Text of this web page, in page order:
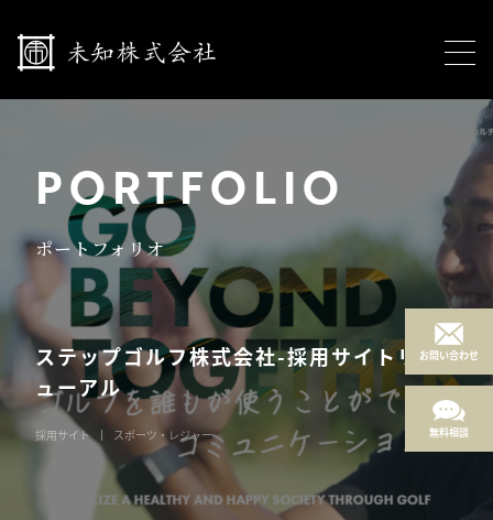
お問い合わせ
無料相談
PORTFOLIO
ポートフォリオ
ステップゴルフ株式会社-採用サイトリニ
ューアル
採用サイト スポーツ・レジャー